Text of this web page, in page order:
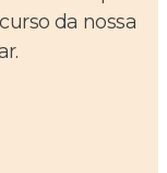
da nossa